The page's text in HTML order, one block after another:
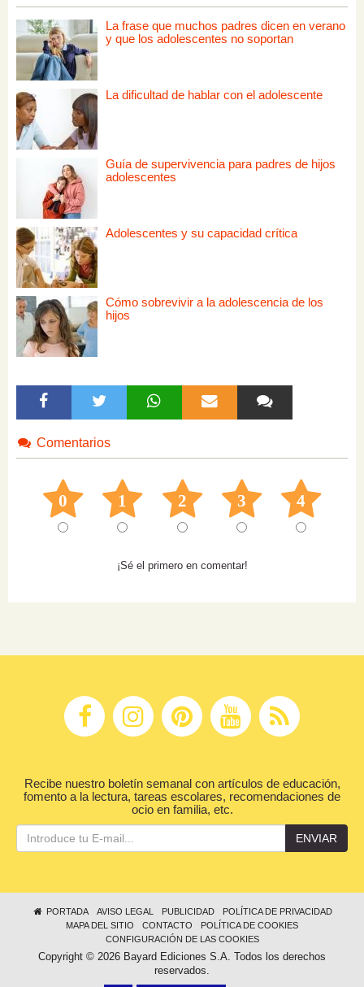
La frase que muchos padres dicen en verano
y que los adolescentes no soportan
La dificultad de hablar con el adolescente
Guía de supervivencia para padres de hijos
adolescentes
Adolescentes y su capacidad crítica
Cómo sobrevivir a la adolescencia de los
hijos
Comentarios
0 1 2 3 4
¡Sé el primero en comentar!
Recibe nuestro boletín semanal con artículos de educación,
fomento a la lectura, tareas escolares, recomendaciones de
ocio en familia, etc.
ENVIAR
PORTADA AVISO LEGAL PUBLICIDAD
POLÍTICA DE PRIVACIDAD
MAPA DEL SITIO
CONTACTO
POLÍTICA DE COOKIES
CONFIGURACIÓN DE LAS COOKIES
Copyright © 2026 Bayard Ediciones S.A. Todos los derechos
reservados.